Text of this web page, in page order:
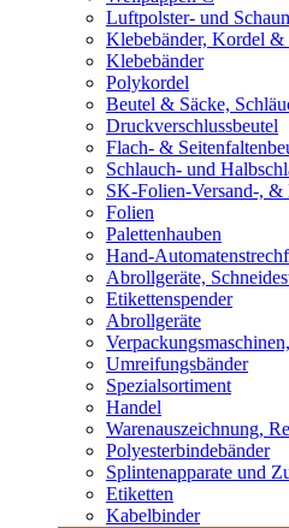
Luftpolster- und
Klebebänder, Kordel &
Klebebänder
Polykordel
Beutel & Säcke,
Druckverschlussbeutel
Flach- &
Schlauch- und
SK-Folien-Versand-, &
Folien
Palettenhauben
Hand-
Abrollgeräte,
Etikettenspender
Abrollgeräte
Umreifungsbänder
Spezialsortiment
Handel
Warenauszeichnung,
Polyesterbindebänder
Splintenapparate und
Etiketten
Kabelbinder